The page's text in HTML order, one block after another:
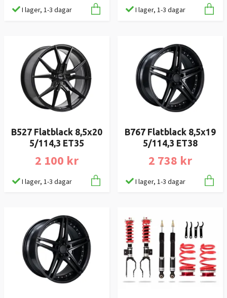
I lager, 1-3 dagar I lager, 1-3 dagar
B527 Flatblack 8,5x20
5/114,3 ET35
2 100 kr
I lager, 1-3 dagar
B767 Flatblack 8,5x19
5/114,3 ET38
2 738 kr
I lager, 1-3 dagar